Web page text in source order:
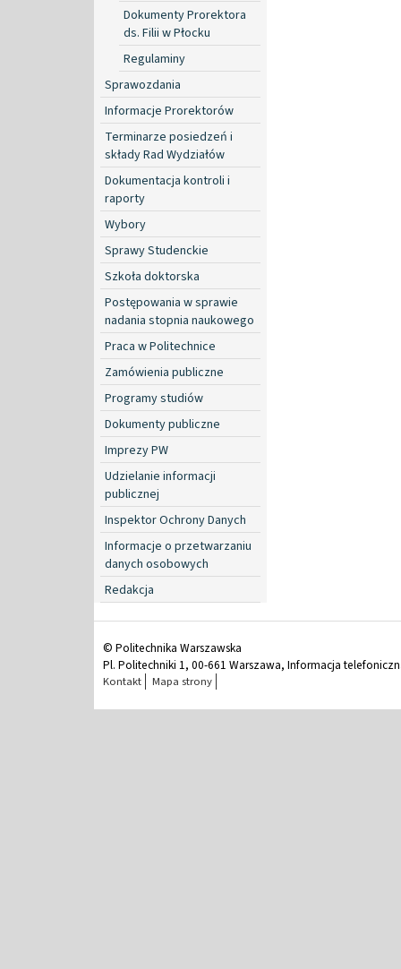
Dokumenty Prorektora
ds. Filii w Płocku
Regulaminy
Sprawozdania
Informacje Prorektorów
Terminarze posiedzeń i
składy Rad Wydziałów
Dokumentacja kontroli i
raporty
Wybory
Sprawy Studenckie
Szkoła doktorska
Postępowania w sprawie
nadania stopnia naukowego
Praca w Politechnice
Zamówienia publiczne
Programy studiów
Dokumenty publiczne
Imprezy PW
Udzielanie informacji
publicznej
Inspektor Ochrony Danych
Informacje o przetwarzaniu
danych osobowych
Redakcja
© Politechnika Warszawska
Pl. Politechniki 1, 00-661 Warszawa, Informacja
Kontakt Mapa strony